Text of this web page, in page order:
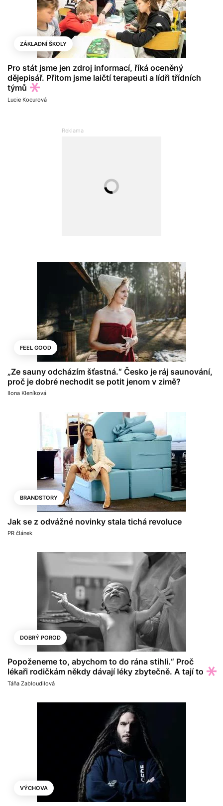
ZÁKLADNÍ ŠKOLY
Pro stát jsme jen zdroj informací, říká oceněný
dějepisář. Přitom jsme laičtí terapeuti a lídři třídních
týmů
Lucie Kocurová
FEEL GOOD
„Ze sauny odcházím šťastná.“ Česko je ráj saunování,
proč je dobré nechodit se potit jenom v zimě?
Ilona Kleníková
BRANDSTORY
Jak se z odvážné novinky stala tichá revoluce
PR článek
DOBRÝ POROD
Popoženeme to, abychom to do rána stihli.“ Proč
lékaři rodičkám někdy dávají léky zbytečně. A tají to
Táňa Zabloudilová
VÝCHOVA